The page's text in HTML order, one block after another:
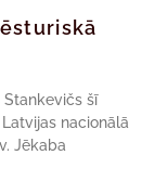
šī
nacionālā
Jēkaba